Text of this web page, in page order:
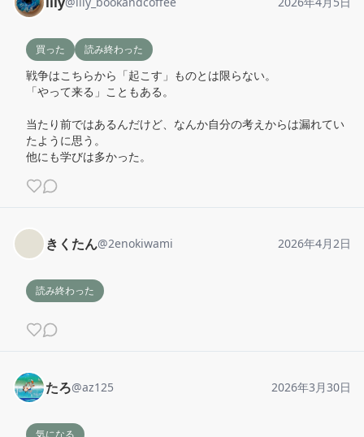
買った 読み終わった
戦争はこちらから「起こす」ものとは限らない。
「やって来る」こともある。
当たり前ではあるんだけど、なんか自分の考えからは漏れてい
たように思う。
他にも学びは多かった。
きくたん@2enokiwami 2026年4月2日
読み終わった
たろ@az125 2026年3月30日
気になる